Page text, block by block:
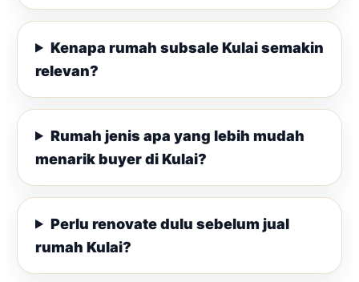
Kenapa rumah subsale Kulai semakin
relevan?
Rumah jenis apa yang lebih mudah
menarik buyer di Kulai?
Perlu renovate dulu sebelum jual
rumah Kulai?